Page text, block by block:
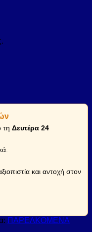
τη Δευτέρα 24
και αντοχή στον
ΠΑΡΕΛΚΟΜΕΝΑ